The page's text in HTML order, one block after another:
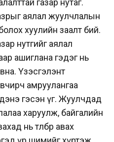
газар нутаг.
аялал жуулчлалын
хуулийн заалт бий.
нутгийг аялал
ашиглана гэдэг нь
Үзэсгэлэнт
амруулангаа
гэсэн үг. Жуулчдад
харуулж, байгалийн
нь төлбөр авах